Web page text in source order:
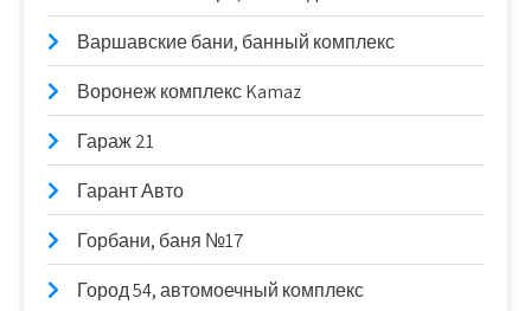
Варшавские бани, банный комплекс
Воронеж комплекс Kamaz
Гараж 21
Гарант Авто
Горбани, баня №17
Город 54, автомоечный комплекс